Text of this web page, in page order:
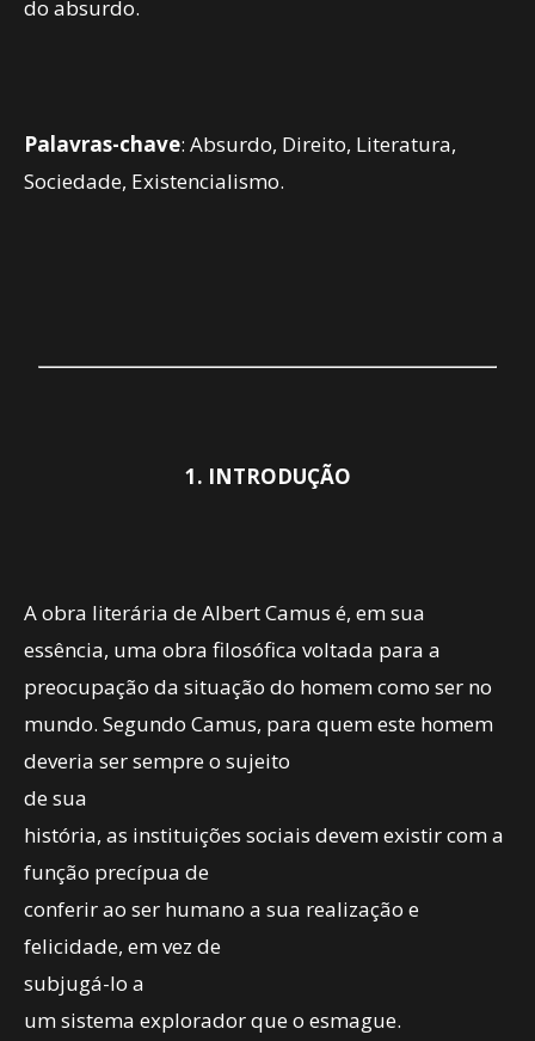
do absurdo.
Palavras-chave: Absurdo, Direito, Literatura,
Sociedade, Existencialismo.
1. INTRODUÇÃO
A obra literária de Albert Camus é, em sua
essência, uma obra filosófica voltada para a
preocupação da situação do homem como ser no
mundo. Segundo Camus, para quem este homem
deveria ser sempre o sujeito
de sua
história, as instituições sociais devem existir com a
função precípua de
conferir ao ser humano a sua realização e
felicidade, em vez de
subjugá-lo a
um sistema explorador que o esmague.